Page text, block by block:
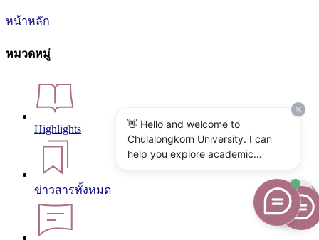
หน้าหลัก
หมวดหมู่
Highlights
ข่าวสารทั้งหมด
👋 Hello and welcome to
Chulalongkorn University. I can
help you explore academic